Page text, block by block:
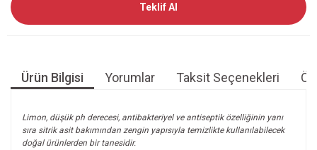
Teklif Al
Ürün Bilgisi Yorumlar Taksit Seçenekleri
Limon, düşük ph derecesi, antibakteriyel ve antiseptik özelliğinin yanı
sıra sitrik asit bakımından zengin yapısıyla temizlikte kullanılabilecek
doğal ürünlerden bir tanesidir.